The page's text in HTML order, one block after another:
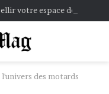
votre espace de vie
des motards